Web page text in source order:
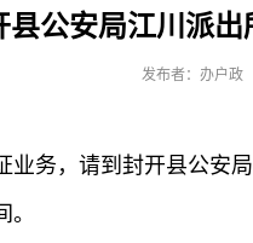
县公安局江川派出
发布者：办户政
业务，请到封开县公安